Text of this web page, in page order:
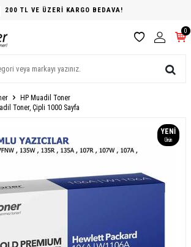
200 TL VE ÜZERİ KARGO BEDAVA!
0
HP Muadil Toner
Toner, Çipli 1000 Sayfa
YENI
Ürün